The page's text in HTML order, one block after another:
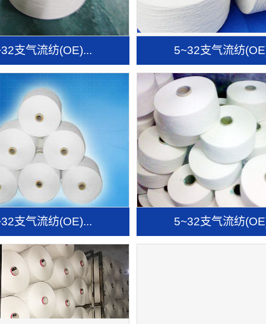
支气流纺(OE)... 5~32支气流纺
支气流纺(OE)... 5~32支气流纺